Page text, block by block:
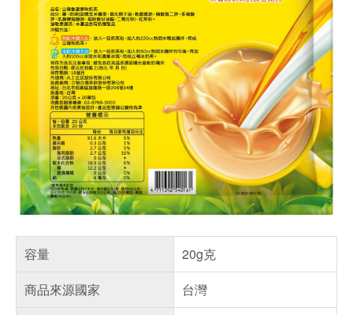
容量
20g克
商品來源國家
台灣